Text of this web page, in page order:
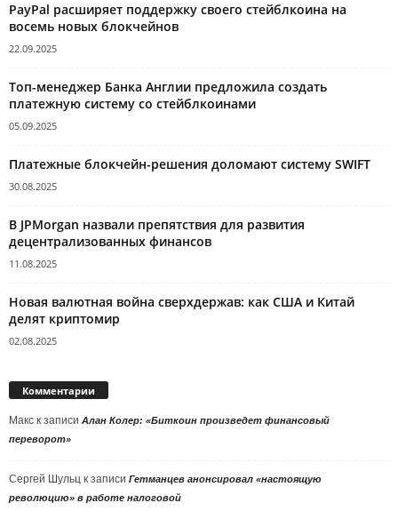
PayPal расширяет поддержку своего стейблкоина на
восемь новых блокчейнов
22.09.2025
Топ-менеджер Банка Англии предложила создать
платежную систему со стейблкоинами
05.09.2025
Платежные блокчейн-решения доломают систему SWIFT
30.08.2025
В JPMorgan назвали препятствия для развития
децентрализованных финансов
11.08.2025
Новая валютная война сверхдержав: как США и Китай
делят криптомир
02.08.2025
Комментарии
Макс к записи Алан Колер: «Биткоин произведет финансовый
переворот»
Сергей Шульц к записи Гетманцев анонсировал «настоящую
революцию» в работе налоговой